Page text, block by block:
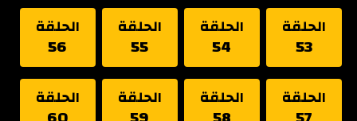
الحلقة
53
الحلقة
54
الحلقة
55
الحلقة
56
الحلقة الحلقة الحلقة الحلقة